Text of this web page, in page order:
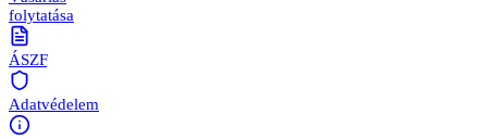
folytatása
ÁSZF
Adatvédelem